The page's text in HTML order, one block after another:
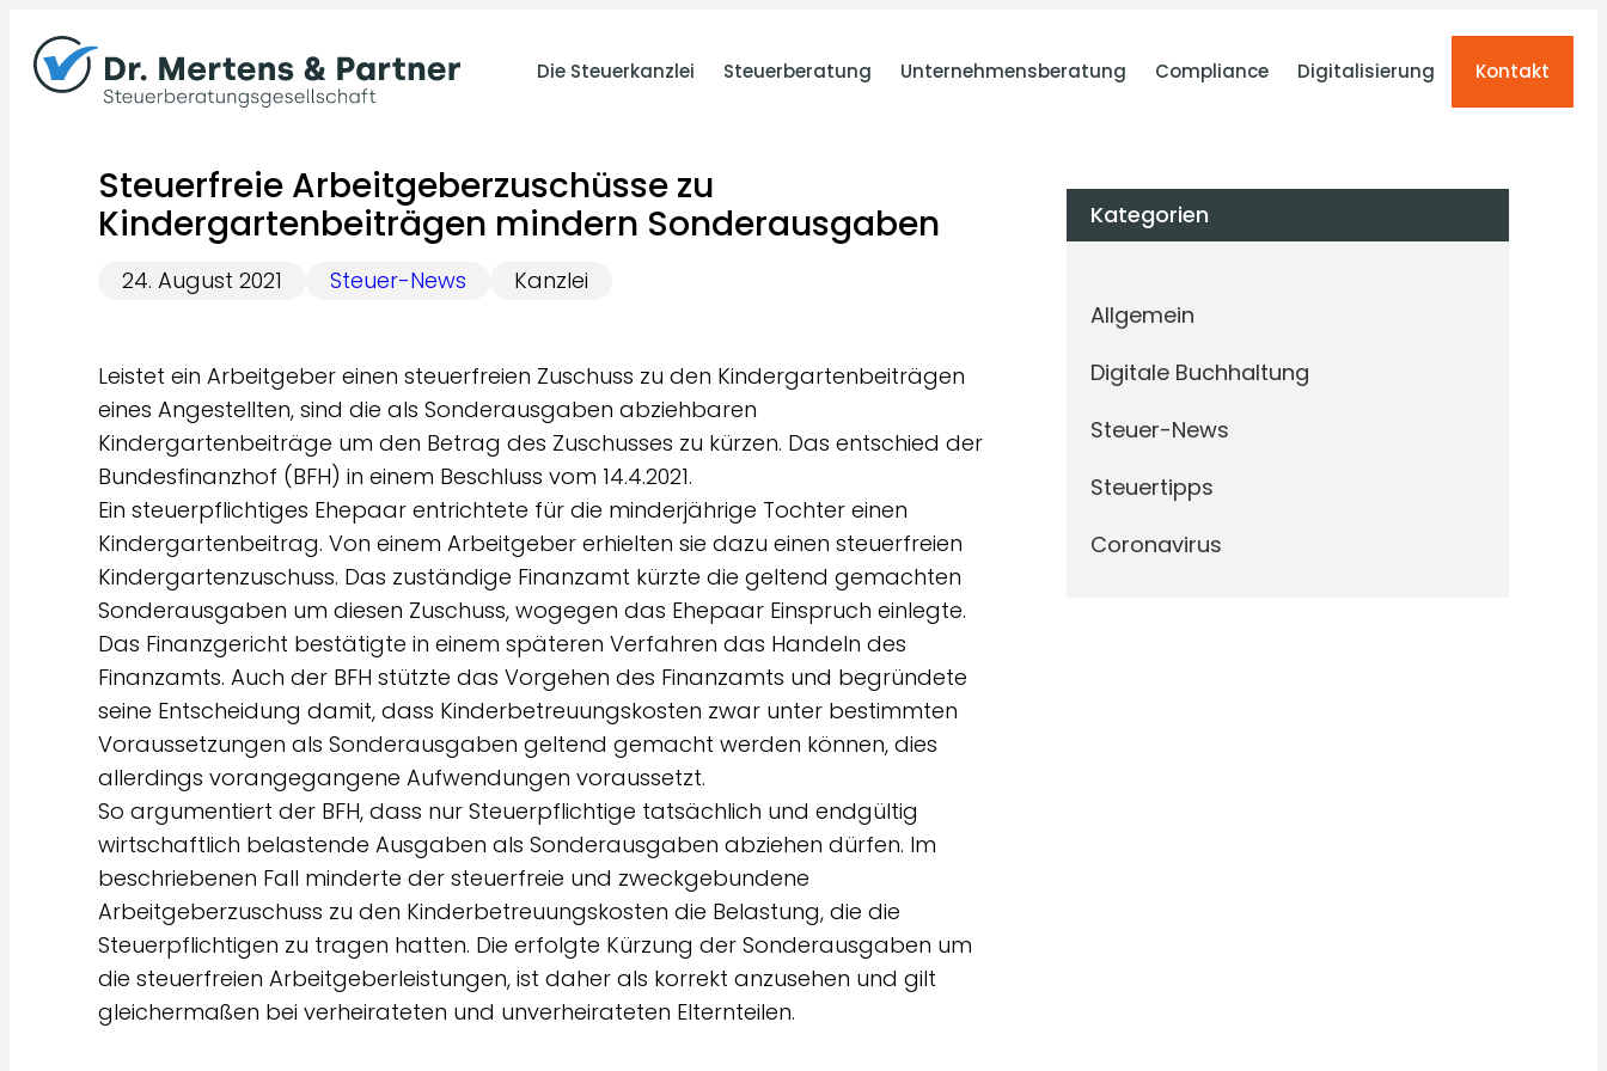
Inhalt
springen
Die Steuerkanzlei Steuerberatung Unternehmensberatung Compliance Digitalisierung Kontakt
Steuerfreie Arbeitgeberzuschüsse zu
Kindergartenbeiträgen mindern Sonderausgaben
24. August 2021 Steuer-News Kanzlei
Leistet ein Arbeitgeber einen steuerfreien Zuschuss zu den Kindergartenbeiträgen
eines Angestellten, sind die als Sonderausgaben abziehbaren
Kindergartenbeiträge um den Betrag des Zuschusses zu kürzen. Das entschied der
Bundesfinanzhof (BFH) in einem Beschluss vom 14.4.2021.
Ein steuerpflichtiges Ehepaar entrichtete für die minderjährige Tochter einen
Kindergartenbeitrag. Von einem Arbeitgeber erhielten sie dazu einen steuerfreien
Kindergartenzuschuss. Das zuständige Finanzamt kürzte die geltend gemachten
Sonderausgaben um diesen Zuschuss, wogegen das Ehepaar Einspruch einlegte.
Das Finanzgericht bestätigte in einem späteren Verfahren das Handeln des
Finanzamts. Auch der BFH stützte das Vorgehen des Finanzamts und begründete
seine Entscheidung damit, dass Kinderbetreuungskosten zwar unter bestimmten
Voraussetzungen als Sonderausgaben geltend gemacht werden können, dies
allerdings vorangegangene Aufwendungen voraussetzt.
So argumentiert der BFH, dass nur Steuerpflichtige tatsächlich und endgültig
wirtschaftlich belastende Ausgaben als Sonderausgaben abziehen dürfen. Im
beschriebenen Fall minderte der steuerfreie und zweckgebundene
Arbeitgeberzuschuss zu den Kinderbetreuungskosten die Belastung, die die
Steuerpflichtigen zu tragen hatten. Die erfolgte Kürzung der Sonderausgaben um
die steuerfreien Arbeitgeberleistungen, ist daher als korrekt anzusehen und gilt
gleichermaßen bei verheirateten und unverheirateten Elternteilen.
Kategorien
Allgemein
Digitale Buchhaltung
Steuer-News
Steuertipps
Coronavirus